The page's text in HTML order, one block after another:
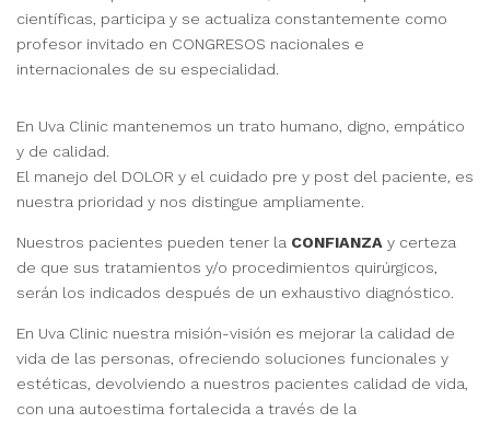
científicas, participa y se actualiza constantemente como
profesor invitado en CONGRESOS nacionales e
internacionales de su especialidad.
En Uva Clinic mantenemos un trato humano, digno, empático
y de calidad.
El manejo del DOLOR y el cuidado pre y post del paciente, es
nuestra prioridad y nos distingue ampliamente.
Nuestros pacientes pueden tener la CONFIANZA y certeza
de que sus tratamientos y/o procedimientos quirúrgicos,
serán los indicados después de un exhaustivo diagnóstico.
En Uva Clinic nuestra misión-visión es mejorar la calidad de
vida de las personas, ofreciendo soluciones funcionales y
estéticas, devolviendo a nuestros pacientes calidad de vida,
con una autoestima fortalecida a través de la